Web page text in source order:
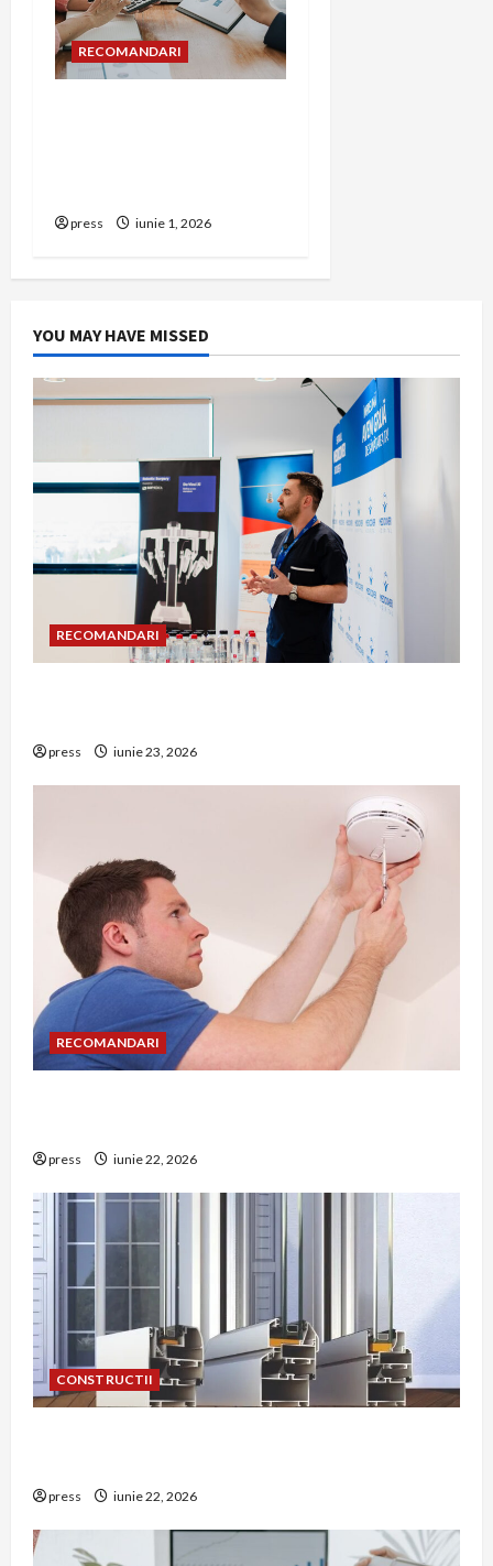
RECOMANDARI
press iunie 1, 2026
YOU MAY HAVE MISSED
RECOMANDARI
press iunie 23, 2026
RECOMANDARI
press iunie 22, 2026
CONSTRUCTII
press iunie 22, 2026